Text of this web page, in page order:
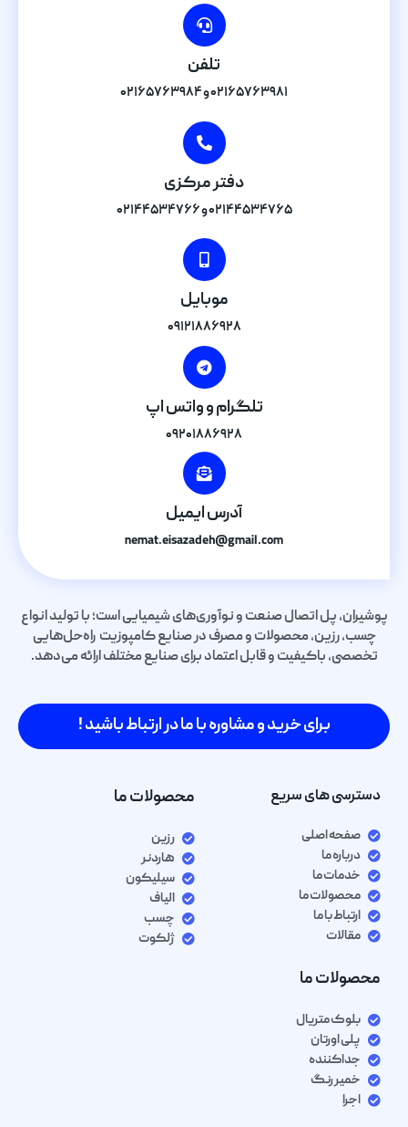
تلفن
۰۲۱۶۵۷۶۳۹۸۱ و ۰۲۱۶۵۷۶۳۹۸۴
دفتر مرکزی
۰۲۱۴۴۵۳۴۷۶۵ و ۰۲۱۴۴۵۳۴۷۶۶
موبایل
۰۹۱۲۱۸۸۶۹۲۸
تلگرام و واتس اپ
۰۹۲۰۱۸۸۶۹۲۸
آدرس ایمیل
nemat.eisazadeh@gmail.com
پوشیران، پل اتصال صنعت و نوآوری‌های شیمیایی است؛ با تولید انواع
چسب، رزین، محصولات و مصرف در صنایع کامپوزیت راه‌حل‌هایی
تخصصی، باکیفیت و قابل اعتماد برای صنایع مختلف ارائه می‌دهد.
برای خرید و مشاوره با ما در ارتباط باشید !
دسترسی های سریع
صفحه اصلی
درباره ما
خدمات ما
محصولات ما
ارتباط با ما
مقالات
محصولات ما
رزین
هاردنر
سیلیکون
الیاف
چسب
ژلکوت
محصولات ما
بلوک متریال
پلی اورتان
جداکننده
خمیر رنگ
اجرا